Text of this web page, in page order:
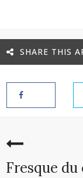
SHARE THIS
Fresque